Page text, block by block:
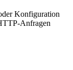
Konfiguration
Anfragen